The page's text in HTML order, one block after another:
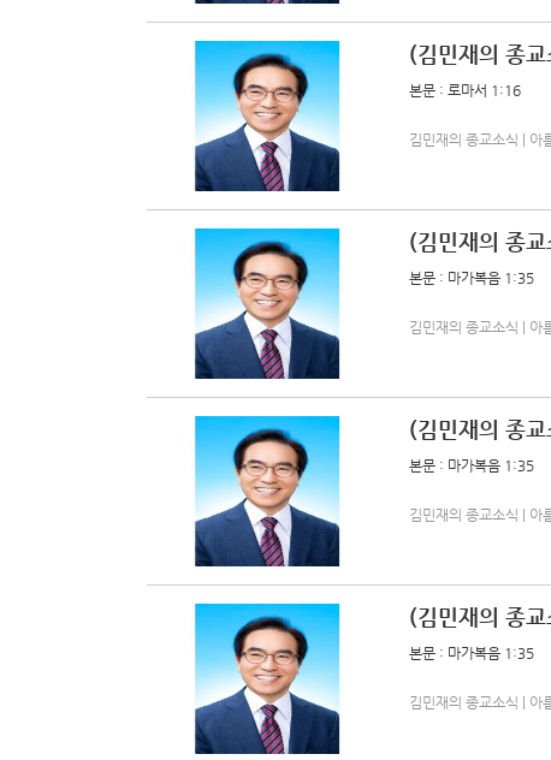
(김민재의 종
본문 : 로마서 1:16
김민재의 종교소식 |
(김민재의 종
본문 : 마가복음 1:35
김민재의 종교소식 |
(김민재의 종
본문 : 마가복음 1:35
김민재의 종교소식 |
(김민재의 종
본문 : 마가복음 1:35
김민재의 종교소식 |